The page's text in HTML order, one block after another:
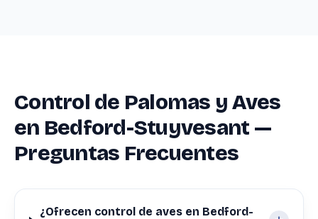
Control de Palomas y Aves
en Bedford-Stuyvesant —
Preguntas Frecuentes
¿Ofrecen control de aves en Bedford-